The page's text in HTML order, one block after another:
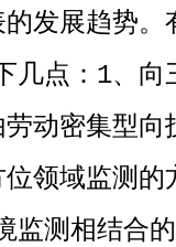
发展趋势
几点： 1、向
劳动密集型
领域监测的
监测相结合